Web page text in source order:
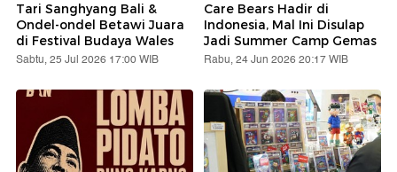
Tari Sanghyang Bali &
Ondel-ondel Betawi Juara
di Festival Budaya Wales
Sabtu, 25 Jul 2026 17:00 WIB
Care Bears Hadir di
Indonesia, Mal Ini Disulap
Jadi Summer Camp Gemas
Rabu, 24 Jun 2026 20:17 WIB